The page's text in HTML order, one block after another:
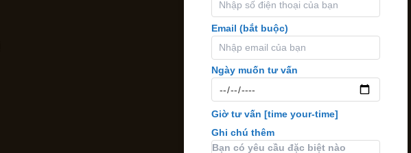
Email (bắt buộc)
Ngày muốn tư vấn
Giờ tư vấn [time your-time]
Ghi chú thêm